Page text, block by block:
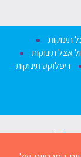
תינוקות
אצל תינוקות
ריפלוקס תינוקות
לגיל הרך